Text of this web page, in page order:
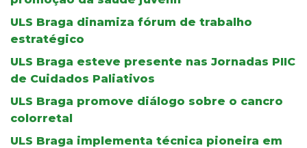
ULS Braga dinamiza fórum de trabalho
estratégico
ULS Braga esteve presente nas Jornadas PIIC
de Cuidados Paliativos
ULS Braga promove diálogo sobre o cancro
colorretal
ULS Braga implementa técnica pioneira em